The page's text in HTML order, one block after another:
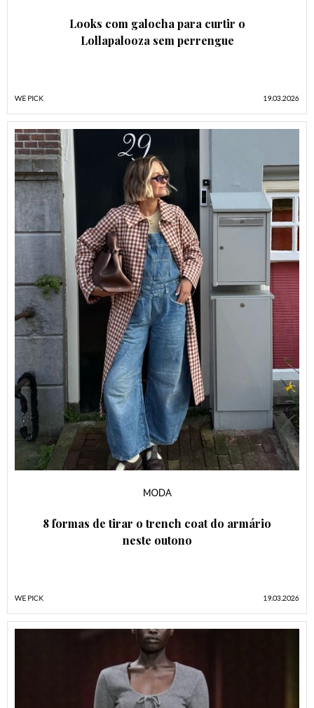
Looks com galocha para curtir o
Lollapalooza sem perrengue
19.03.2026
WE PICK
MODA
8 formas de tirar o trench coat do armário
neste outono
19.03.2026
WE PICK